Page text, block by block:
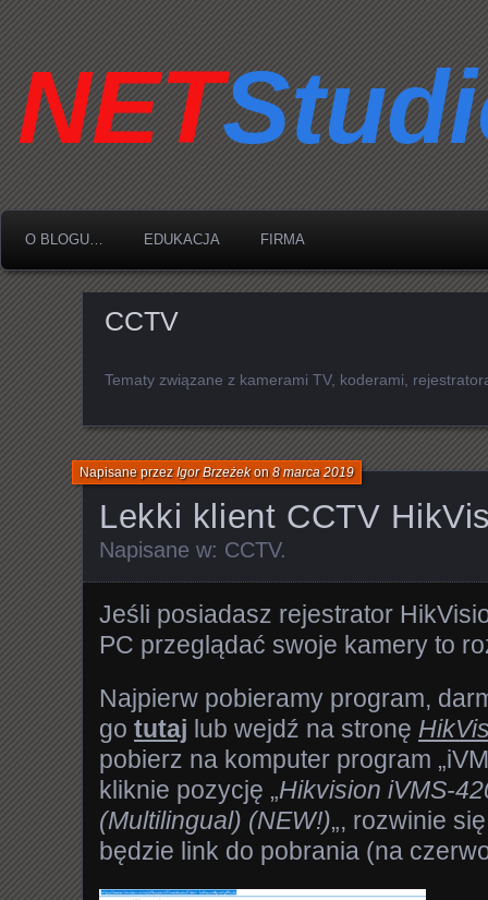
O BLOGU… EDUKACJA FIRMA
CCTV
Tematy związane z kamerami TV, koderami,
Lekki klient CCTV
Napisane przezIgor Brzeżekon8 marca 2019
Napisane w: CCTV.
Jeśli posiadasz rejestrator
PC przeglądać swoje kamery to
Najpierw pobieramy program,
go tutaj lub wejdź na stronę
pobierz na komputer program
kliknie pozycję „Hikvision iVMS-
(Multilingual) (NEW!)„, rozwinie
będzie link do pobrania (na